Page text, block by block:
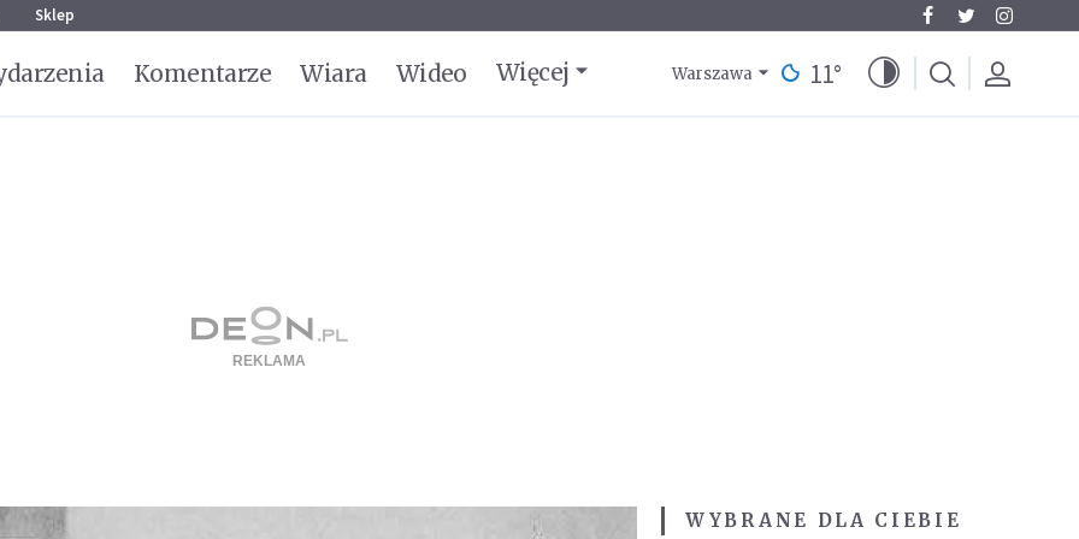
Sklep
Komentarze Wiara Wideo Więcej Warszawa 11°
WYBRANE DLA CIEBIE